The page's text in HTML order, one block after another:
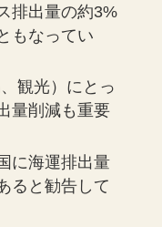
排出量の約3%
もなってい
観光）にとっ
量削減も重要
に海運排出量
ると勧告して